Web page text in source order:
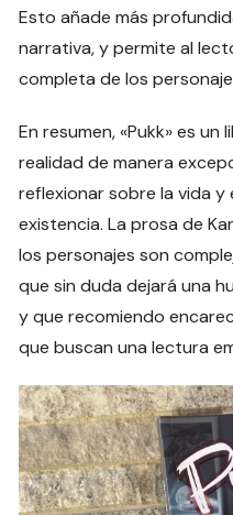
Esto añade más
narrativa, y permite al
completa de los
En resumen, «Pukk» es
realidad de manera
reflexionar sobre la vida
existencia. La prosa de
los personajes son
que sin duda dejará una
y que recomiendo
que buscan una lectura